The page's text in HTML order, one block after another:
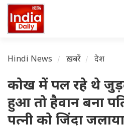
Hindi News ख़बरें देश
कोख में पल रहे थे
हुआ तो हैवान बना
पत्नी को जिंदा जलाया